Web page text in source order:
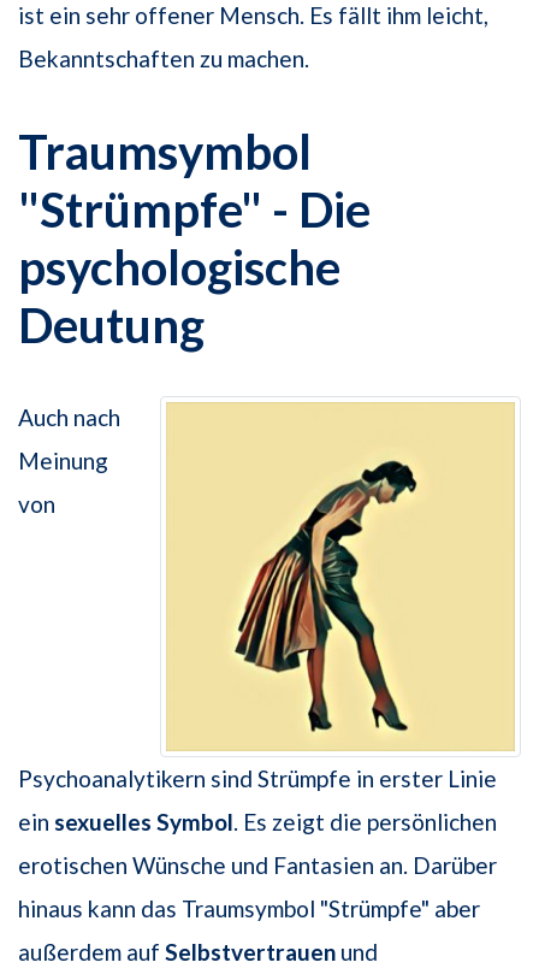
ist ein sehr offener Mensch. Es fällt ihm leicht,
Bekanntschaften zu machen.
Traumsymbol
"Strümpfe" - Die
psychologische
Deutung
Auch nach
Meinung
von
Psychoanalytikern sind Strümpfe in erster Linie
ein sexuelles Symbol. Es zeigt die persönlichen
erotischen Wünsche und Fantasien an. Darüber
hinaus kann das Traumsymbol "Strümpfe" aber
außerdem auf Selbstvertrauen und